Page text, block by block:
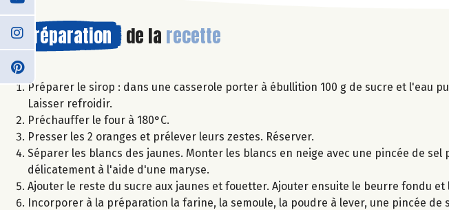
Préparation de la recette
Préparer le sirop : dans une casserole porter à ébullition 100 g de sucre et l'eau
Laisser refroidir.
Préchauffer le four à 180°C.
Presser les 2 oranges et prélever leurs zestes. Réserver.
Séparer les blancs des jaunes. Monter les blancs en neige avec une pincée de
délicatement à l'aide d'une maryse.
Ajouter le reste du sucre aux jaunes et fouetter. Ajouter ensuite le beurre fondu et
Incorporer à la préparation la farine, la semoule, la poudre à lever, une pincée de